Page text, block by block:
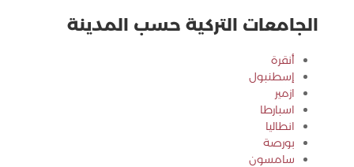
الجامعات التركية حسب المدينة
أنقرة
إسطنبول
ازمير
اسبارطا
انطاليا
بورصة
سامسون